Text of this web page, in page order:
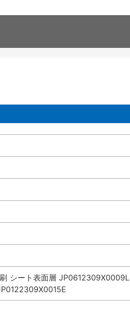
シート表面層 JP0612309X0009L